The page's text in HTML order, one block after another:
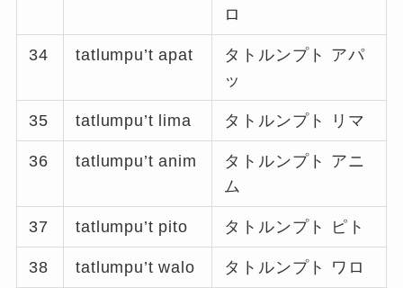
ロ
34 tatlumpu’t apat
タトルンプト アパ
ッ
35 tatlumpu’t lima タトルンプト リマ
36 tatlumpu’t anim
タトルンプト アニ
ム
37 tatlumpu’t pito タトルンプト ピト
38 tatlumpu’t walo タトルンプト ワロ